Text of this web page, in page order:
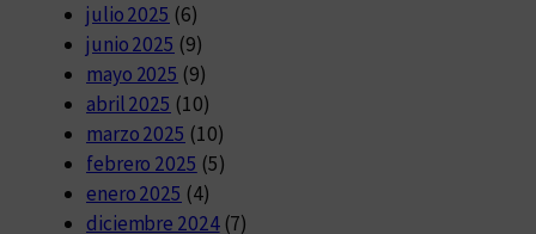
julio 2025 (6)
junio 2025 (9)
mayo 2025 (9)
abril 2025 (10)
marzo 2025 (10)
febrero 2025 (5)
enero 2025 (4)
diciembre 2024(7)